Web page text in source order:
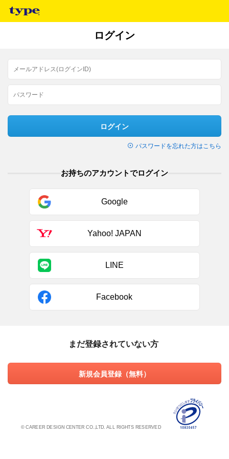
ログイン
ログイン
パスワードを忘れた方はこちら
お持ちのアカウントでログイン
Google
Yahoo! JAPAN
LINE
Facebook
まだ登録されていない方
新規会員登録（無料）
© CAREER DESIGN CENTER CO.,LTD. ALL RIGHTS RESERVED